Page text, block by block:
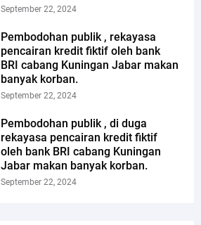
September 22, 2024
Pembodohan publik , rekayasa
pencairan kredit fiktif oleh bank
BRI cabang Kuningan Jabar makan
banyak korban.
September 22, 2024
Pembodohan publik , di duga
rekayasa pencairan kredit fiktif
oleh bank BRI cabang Kuningan
Jabar makan banyak korban.
September 22, 2024